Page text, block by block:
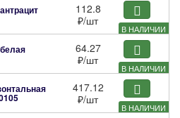
В НАЛИЧИИ
112.8
₽/шт
В НАЛИЧИИ
64.27
₽/шт
В НАЛИЧИИ
417.12
₽/шт